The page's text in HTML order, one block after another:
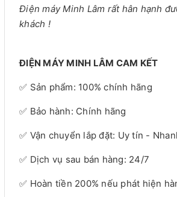
Điện máy Minh Lâm rất hân hạnh
khách !
ĐIỆN MÁY MINH LÂM CAM KẾT
✅ Sản phẩm: 100% chính hãng
✅ Bảo hành: Chính hãng
✅ Vận chuyển lắp đặt: Uy tín -
✅ Dịch vụ sau bán hàng: 24/7
✅ Hoàn tiền 200% nếu phát hiện